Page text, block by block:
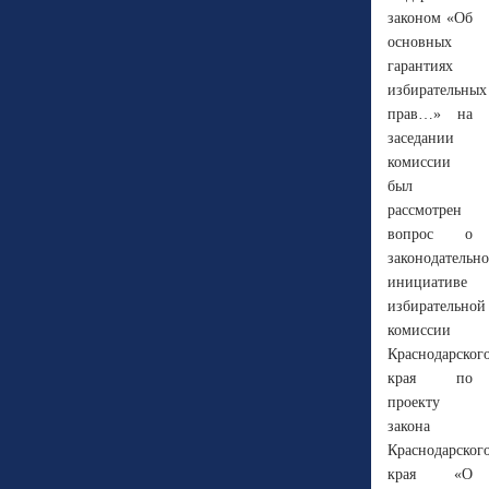
законом «Об
основных
гарантиях
избирательных
прав…» на
заседании
комиссии
был
рассмотрен
вопрос о
инициативе
избирательной
комиссии
края по
проекту
закона
края «О